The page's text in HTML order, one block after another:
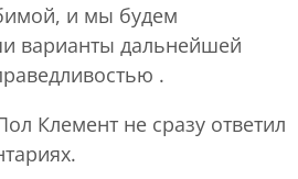
и мы будем
варианты дальнейшей
.
Клемент не сразу ответил